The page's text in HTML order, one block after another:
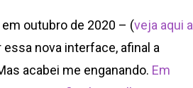
em outubro de 2020 – (veja aqui a
nova interface, afinal a
acabei me enganando. Em